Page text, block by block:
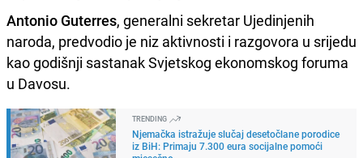
Antonio Guterres, generalni sekretar Ujedinjenih
naroda, predvodio je niz aktivnosti i razgovora u srijedu
kao godišnji sastanak Svjetskog ekonomskog foruma
u Davosu.
TRENDING
Njemačka istražuje slučaj desetočlane porodice
iz BiH: Primaju 7.300 eura socijalne pomoći